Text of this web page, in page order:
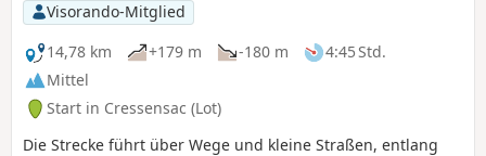
Visorando-Mitglied
14,78 km
+179 m -180 m
4:45 Std.
Mittel
Start in Cressensac (Lot)
Die Strecke führt über Wege und kleine Straßen, entlang